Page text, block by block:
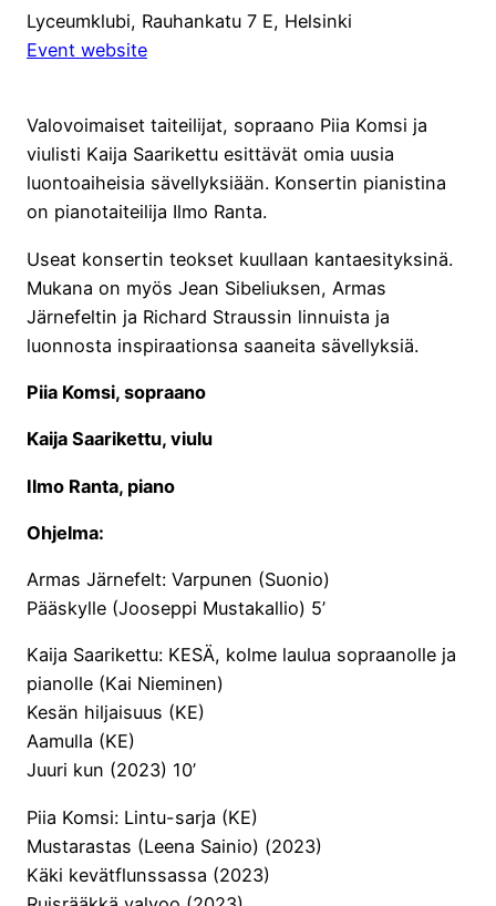
Lyceumklubi, Rauhankatu 7 E, Helsinki
Event website
Valovoimaiset taiteilijat, sopraano Piia Komsi ja
viulisti Kaija Saarikettu esittävät omia uusia
luontoaiheisia sävellyksiään. Konsertin pianistina
on pianotaiteilija Ilmo Ranta.
Useat konsertin teokset kuullaan kantaesityksinä.
Mukana on myös Jean Sibeliuksen, Armas
Järnefeltin ja Richard Straussin linnuista ja
luonnosta inspiraationsa saaneita sävellyksiä.
Piia Komsi, sopraano
Kaija Saarikettu, viulu
Ilmo Ranta, piano
Ohjelma:
Armas Järnefelt: Varpunen (Suonio)
Pääskylle (Jooseppi Mustakallio) 5’
Kaija Saarikettu: KESÄ, kolme laulua sopraanolle ja
pianolle (Kai Nieminen)
Kesän hiljaisuus (KE)
Aamulla (KE)
Juuri kun (2023) 10’
Piia Komsi: Lintu-sarja (KE)
Mustarastas (Leena Sainio) (2023)
Käki kevätflunssassa (2023)